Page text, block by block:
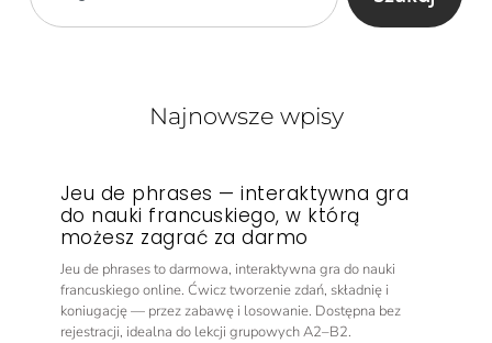
Najnowsze wpisy
Jeu de phrases — interaktywna gra
do nauki francuskiego, w którą
możesz zagrać za darmo
Jeu de phrases to darmowa, interaktywna gra do nauki
francuskiego online. Ćwicz tworzenie zdań, składnię i
koniugację — przez zabawę i losowanie. Dostępna bez
rejestracji, idealna do lekcji grupowych A2–B2.